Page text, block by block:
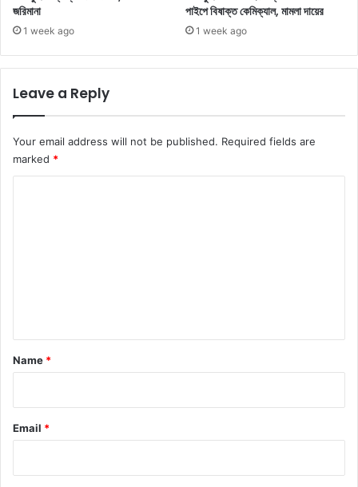
জরিমানা
1 week ago
পাইপে বিষাক্ত কেমিক্যাল, মামলা দায়ের
1 week ago
Leave a Reply
Your email address will not be published. Required fields are
marked *
*
Name *
Email *